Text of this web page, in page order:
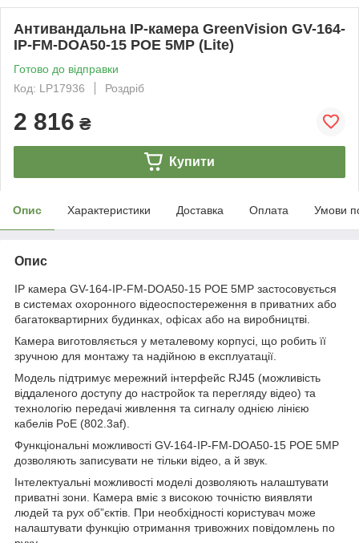
Антивандальна IP-камера GreenVision GV-164-
IP-FM-DOA50-15 POE 5MP (Lite)
Готово до відправки
Код: LP17936
Роздріб
2 816 ₴
Купити
Опис Характеристики Доставка Оплата Умови
Опис
IP камера GV-164-IP-FM-DOA50-15 POE 5MP застосовується
в системах охоронного відеоспостереження в приватних або
багатоквартирних будинках, офісах або на виробництві.
Камера виготовляється у металевому корпусі, що робить її
зручною для монтажу та надійною в експлуатації.
Модель підтримує мережний інтерфейс RJ45 (можливість
віддаленого доступу до настройок та перегляду відео) та
технологію передачі живлення та сигналу однією лінією
кабелів PoE (802.3af).
Функціональні можливості GV-164-IP-FM-DOA50-15 POE 5MP
дозволяють записувати не тільки відео, а й звук.
Інтелектуальні можливості моделі дозволяють налаштувати
приватні зони. Камера вміє з високою точністю виявляти
людей та рух об”єктів. При необхідності користувач може
налаштувати функцію отримання тривожних повідомлень по